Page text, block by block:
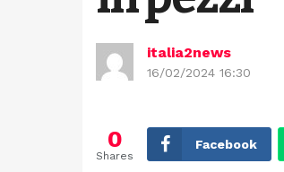
italia2news
16/02/2024 16:30
0
Shares
Facebook